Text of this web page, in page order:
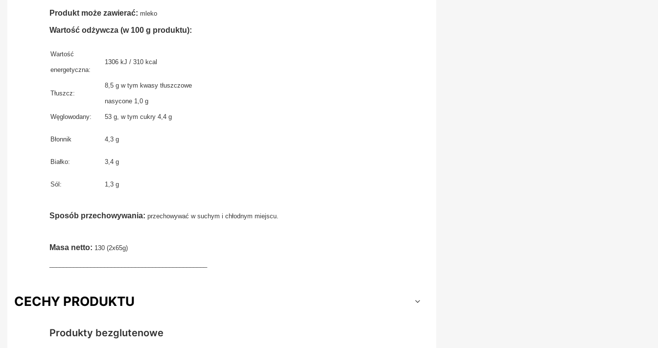
Produkt może zawierać: mleko
Wartość odżywcza (w 100 g produktu):
Wartość
energetyczna:
1306 kJ / 310 kcal
Tłuszcz:
8,5 g w tym kwasy tłuszczowe
nasycone 1,0 g
Węglowodany: 53 g, w tym cukry 4,4 g
Błonnik 4,3 g
Białko: 3,4 g
Sól: 1,3 g
Sposób przechowywania: przechowywać w suchym i chłodnym miejscu.
Masa netto: 130 (2x65g)
CECHY PRODUKTU
Produkty bezglutenowe